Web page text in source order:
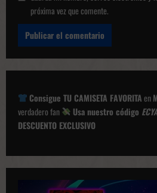
próxima vez que comente.
Consigue TU CAMISETA FAVORITAen
verdadero fan
Usa nuestro código
DESCUENTO EXCLUSIVO